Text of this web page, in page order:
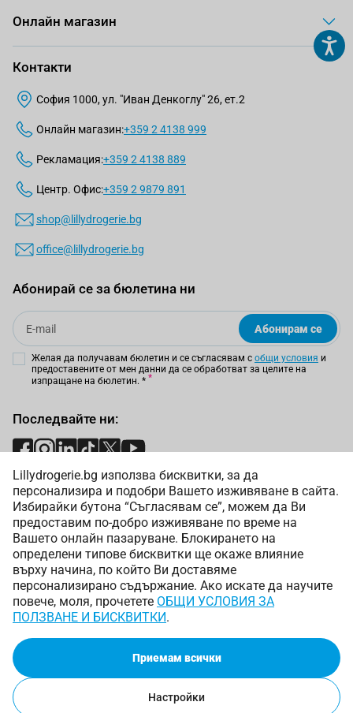
Lillydrogerie.bg използва бисквитки, за да
персонализира и подобри Вашето изживяване в сайта.
Избирайки бутона “Съгласявам се”, можем да Ви
предоставим по-добро изживяване по време на
Вашето онлайн пазаруване. Блокирането на
определени типове бисквитки ще окаже влияние
върху начина, по който Ви доставяме
персонализирано съдържание. Ако искате да научите
повече, моля, прочетете ОБЩИ УСЛОВИЯ ЗА
ПОЛЗВАНЕ И БИСКВИТКИ.
Приемам всички
Настройки
Онлайн магазин
Контакти
София 1000, ул. "Иван Денкоглу" 26, ет.2
Онлайн магазин:+359 2 4138 999
Рекламация:+359 2 4138 889
Центр. Офис:+359 2 9879 891
shop@lillydrogerie.bg
office@lillydrogerie.bg
Абонирай се за бюлетина ни
Email
Абонирам се
Желая да получавам бюлетин и се съгласявам с общи условия и
предоставените от мен данни да се обработват за целите на
изпращане на бюлетин. *
Последвайте ни:
Начини на плащане:
Начини на доставка:
Copyright © 2025 Лили Дрогерие ЕООД. Всички права
запазени.
Онлайн магазин от